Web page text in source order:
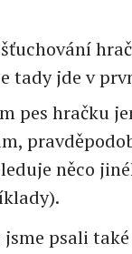
tady jde v
pes hračku
něco
jsme psali